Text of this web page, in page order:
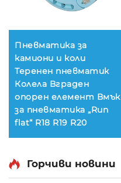
Пневматика за
камиони и коли
Теренен пневматик
Колела Вграден
опорен елемент Вмък
за пневматика „Run
flat“ R18 R19 R20
Горчиви новини